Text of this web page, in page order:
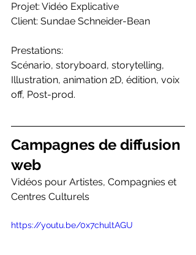
Projet: Vidéo Explicative
Client: Sundae Schneider-Bean
Prestations:
Scénario, storyboard, storytelling,
Illustration, animation 2D, édition, voix
off, Post-prod.
Campagnes de diffusion
web
Vidéos pour Artistes, Compagnies et
Centres Culturels
https://youtu.be/0x7chultAGU